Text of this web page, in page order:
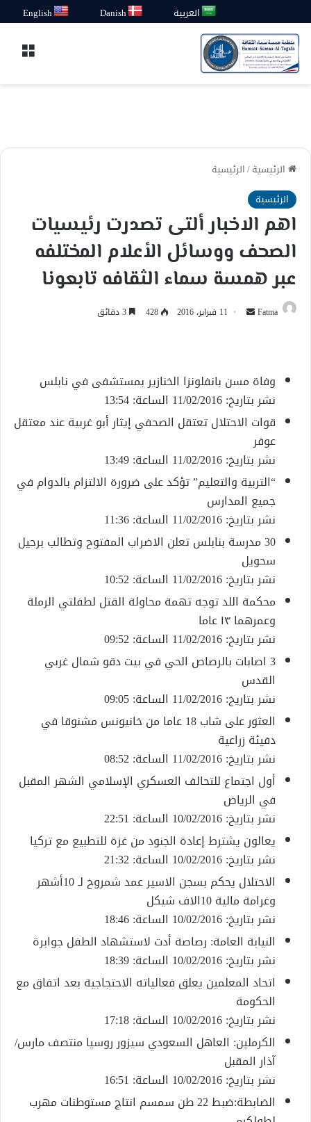
العربية Danish
English
الرئيسية/الرئيسية
الرئيسية
اهم الاخبار ألتى تصدرت رئيسيات
الصحف ووسائل الأعلام المختلفه
عبر همسة سماء الثقافه تابعونا
Fatma
أرسل 11 فبراير، 2016 428
وفاة مسن بانفلونزا الخنازير بمستشفى في نابلس
نشر بتاريخ: 11/02/2016 الساعة: 13:54
قوات الاحتلال تعتقل الصحفي إيثار أبو غربية عند معتقل
عوفر
نشر بتاريخ: 11/02/2016 الساعة: 13:49
“التربية والتعليم” تؤكد على ضرورة الالتزام بالدوام في
جميع المدارس
نشر بتاريخ: 11/02/2016 الساعة: 11:36
30 مدرسة بنابلس تعلن الاضراب المفتوح وتطالب برحيل
سحويل
نشر بتاريخ: 11/02/2016 الساعة: 10:52
محكمة اللد توجه تهمة محاولة القتل لطفلتي الرملة
وعمرهما ١٣ عاما
نشر بتاريخ: 11/02/2016 الساعة: 09:52
3 اصابات بالرصاص الحي في بيت دقو شمال غربي
القدس
نشر بتاريخ: 11/02/2016 الساعة: 09:05
العثور على شاب 18 عاما من خانيونس مشنوقا في
دفيئة زراعية
نشر بتاريخ: 11/02/2016 الساعة: 08:52
أول اجتماع للتحالف العسكري الإسلامي الشهر المقبل
في الرياض
نشر بتاريخ: 10/02/2016 الساعة: 22:51
يعالون يشترط إعادة الجنود من غزة للتطبيع مع تركيا
نشر بتاريخ: 10/02/2016 الساعة: 21:32
الاحتلال يحكم بسجن الاسير عمد شمروخ لـ 10أشهر
وغرامة مالية 10الاف شيكل
نشر بتاريخ: 10/02/2016 الساعة: 18:46
النيابة العامة: رصاصة أدت لاستشهاد الطفل جوابرة
نشر بتاريخ: 10/02/2016 الساعة: 18:39
اتحاد المعلمين يعلق فعالياته الاحتجاجية بعد اتفاق مع
الحكومة
نشر بتاريخ: 10/02/2016 الساعة: 17:18
الكرملين: العاهل السعودي سيزور روسيا منتصف مارس/
آذار المقبل
نشر بتاريخ: 10/02/2016 الساعة: 16:51
الضابطة:ضبط 22 طن سمسم انتاج مستوطنات مهرب